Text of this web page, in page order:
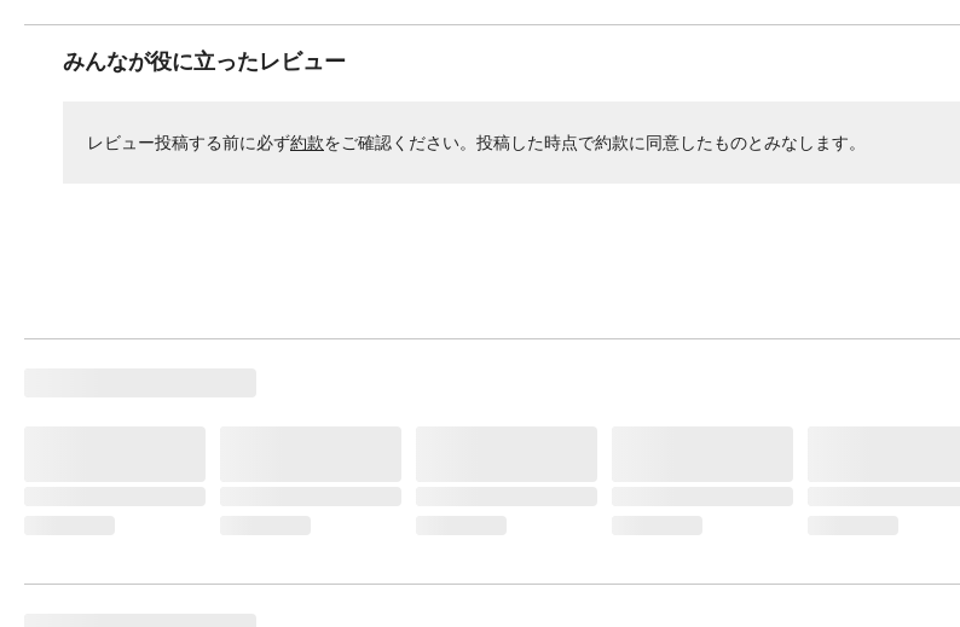
みんなが役に立ったレビュー
レビュー投稿する前に必ず約款をご確認ください。投稿した時点で約款に同意したものとみなします。